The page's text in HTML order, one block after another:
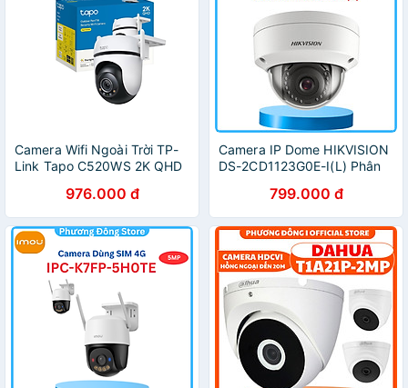
Camera Wifi Ngoài Trời TP-
Link Tapo C520WS 2K QHD
976.000 đ
Camera IP Dome HIKVISION
DS-2CD1123G0E-I(L) Phân
sáng và POE - Hàng Chính
Hãng
799.000 đ